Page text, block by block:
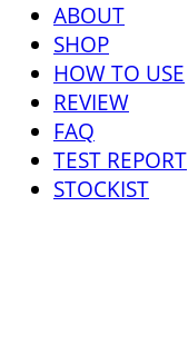
ABOUT
SHOP
HOW TO USE
REVIEW
FAQ
TEST REPORT
STOCKIST